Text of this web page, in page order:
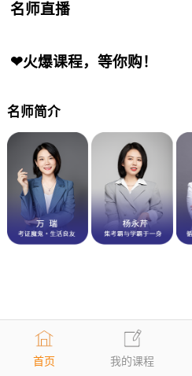
首页 我的课程
名师直播
❤火爆课程，等你购！
名师简介